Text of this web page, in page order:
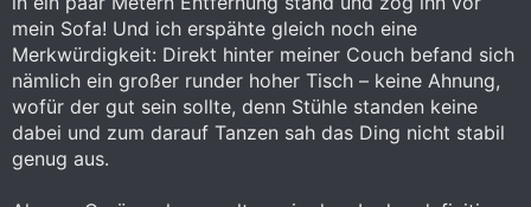
mein Sofa! Und ich erspähte gleich noch eine
Merkwürdigkeit: Direkt hinter meiner Couch befand sich
nämlich ein großer runder hoher Tisch – keine Ahnung,
wofür der gut sein sollte, denn Stühle standen keine
dabei und zum darauf Tanzen sah das Ding nicht stabil
genug aus.